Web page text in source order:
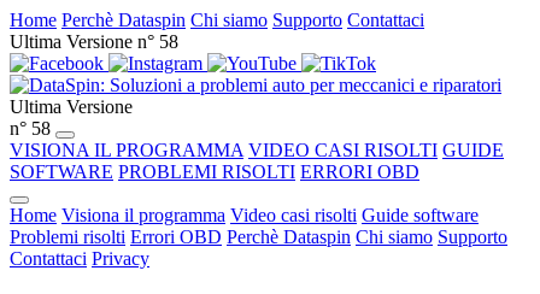
Home Perchè Dataspin Chi siamo Supporto Contattaci
Ultima Versione n° 58
Ultima Versione
n° 58
VISIONA IL PROGRAMMA VIDEO CASI RISOLTI GUIDE
SOFTWARE PROBLEMI RISOLTI ERRORI OBD
Home Visiona il programma Video casi risolti Guide software
Problemi risolti Errori OBD Perchè Dataspin Chi siamo Supporto
Contattaci Privacy